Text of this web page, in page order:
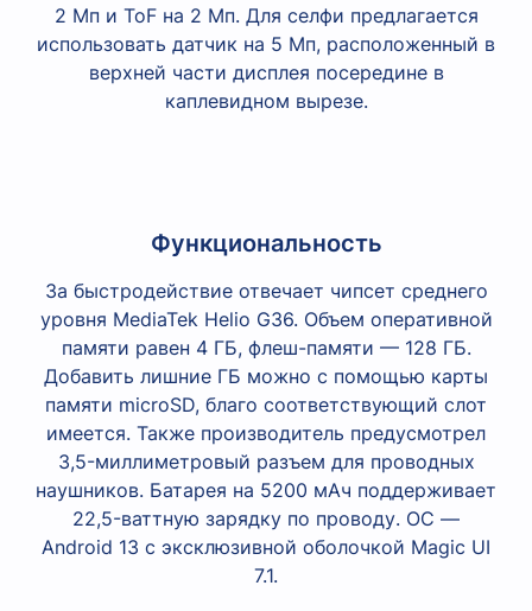
2 Мп и ToF на 2 Мп. Для селфи предлагается
использовать датчик на 5 Мп, расположенный в
верхней части дисплея посередине в
каплевидном вырезе.
Функциональность
За быстродействие отвечает чипсет среднего
уровня MediaTek Helio G36. Объем оперативной
памяти равен 4 ГБ, флеш-памяти — 128 ГБ.
Добавить лишние ГБ можно с помощью карты
памяти microSD, благо соответствующий слот
имеется. Также производитель предусмотрел
3,5-миллиметровый разъем для проводных
наушников. Батарея на 5200 мАч поддерживает
22,5-ваттную зарядку по проводу. ОС —
Android 13 с эксклюзивной оболочкой Magic UI
7.1.